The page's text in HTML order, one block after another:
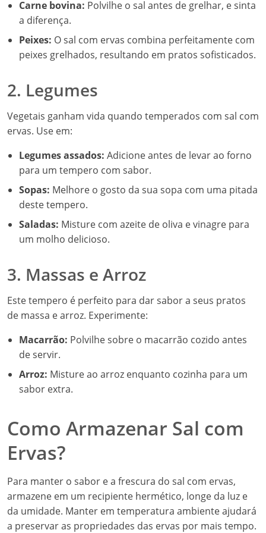
Carne bovina: Polvilhe o sal antes de grelhar, e sinta
a diferença.
Peixes: O sal com ervas combina perfeitamente com
peixes grelhados, resultando em pratos sofisticados.
2. Legumes
Vegetais ganham vida quando temperados com sal com
ervas. Use em:
Legumes assados: Adicione antes de levar ao forno
para um tempero com sabor.
Sopas: Melhore o gosto da sua sopa com uma pitada
deste tempero.
Saladas: Misture com azeite de oliva e vinagre para
um molho delicioso.
3. Massas e Arroz
Este tempero é perfeito para dar sabor a seus pratos
de massa e arroz. Experimente:
Macarrão: Polvilhe sobre o macarrão cozido antes
de servir.
Arroz: Misture ao arroz enquanto cozinha para um
sabor extra.
Como Armazenar Sal com
Ervas?
Para manter o sabor e a frescura do sal com ervas,
armazene em um recipiente hermético, longe da luz e
da umidade. Manter em temperatura ambiente ajudará
a preservar as propriedades das ervas por mais tempo.